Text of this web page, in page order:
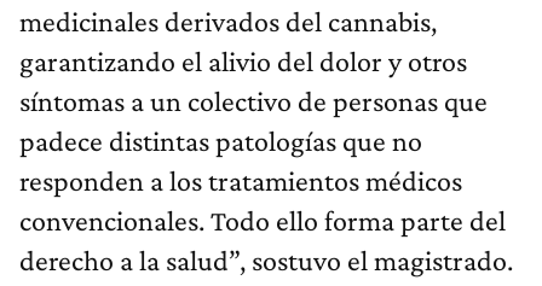
medicinales derivados del cannabis,
garantizando el alivio del dolor y otros
síntomas a un colectivo de personas que
padece distintas patologías que no
responden a los tratamientos médicos
convencionales. Todo ello forma parte del
derecho a la salud”, sostuvo el magistrado.